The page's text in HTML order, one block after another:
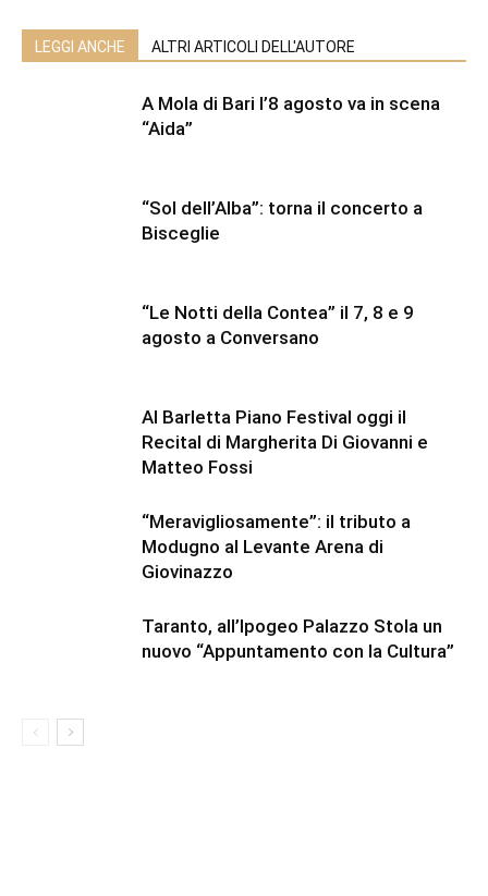
LEGGI ANCHE ALTRI ARTICOLI DELL'AUTORE
A Mola di Bari l’8 agosto va in scena
“Aida”
“Sol dell’Alba”: torna il concerto a
Bisceglie
“Le Notti della Contea” il 7, 8 e 9
agosto a Conversano
Al Barletta Piano Festival oggi il
Recital di Margherita Di Giovanni e
Matteo Fossi
“Meravigliosamente”: il tributo a
Modugno al Levante Arena di
Giovinazzo
Taranto, all’Ipogeo Palazzo Stola un
nuovo “Appuntamento con la Cultura”